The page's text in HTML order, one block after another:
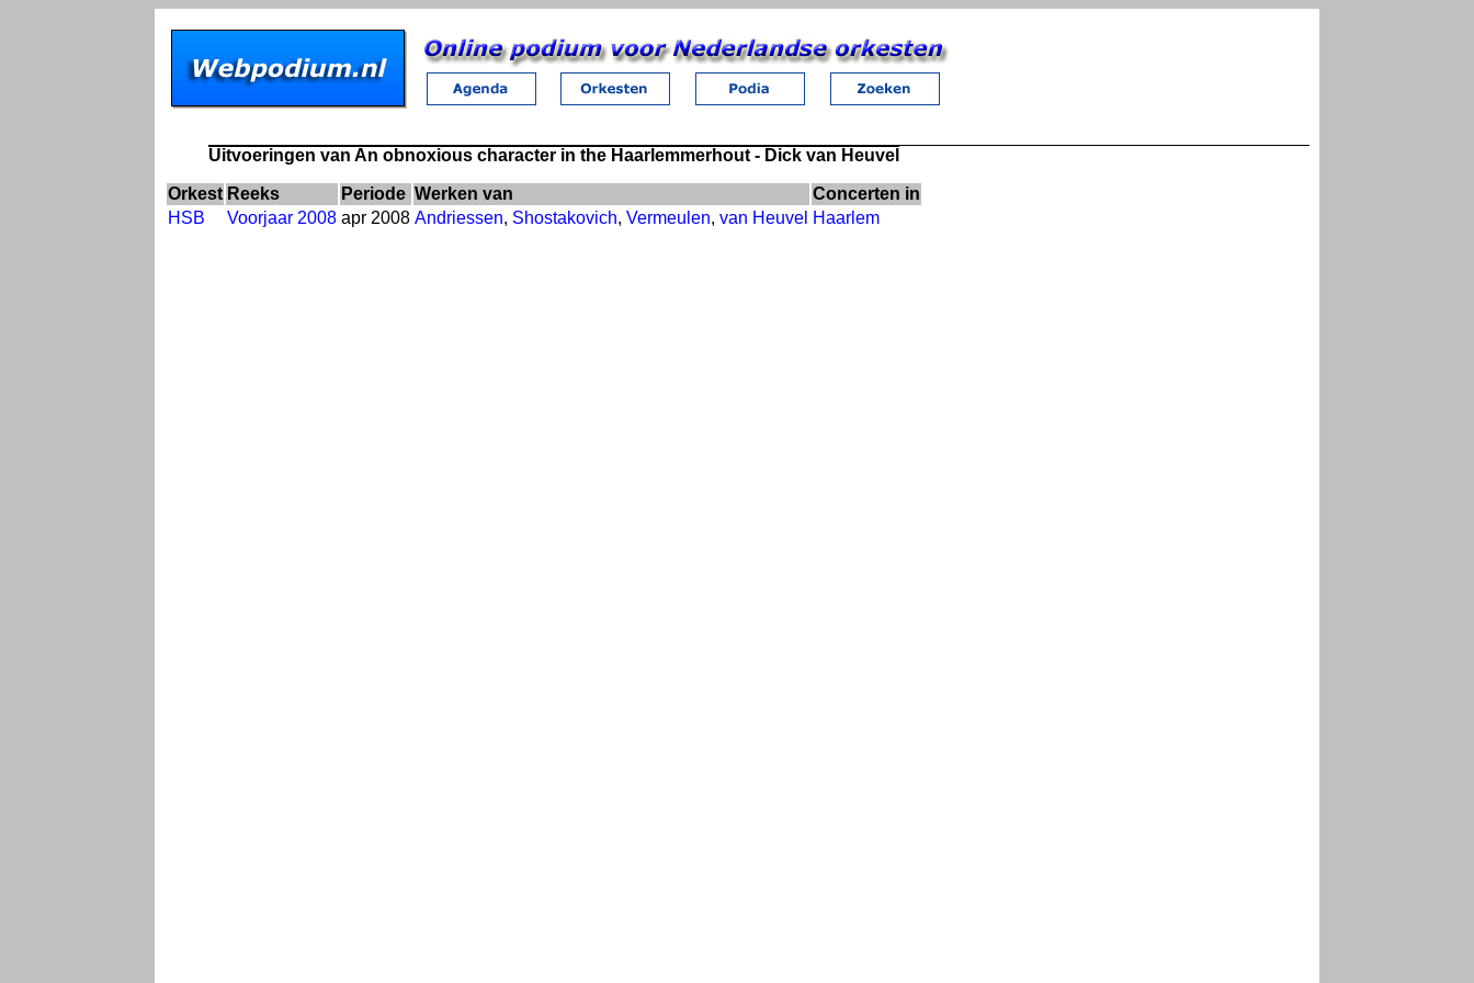
Uitvoeringen van An obnoxious character in the Haarlemmerhout - Dick van Heuvel
Orkest Reeks Periode Werken van
Concerten in
HSB
Voorjaar 2008 apr 2008 Andriessen, Shostakovich, Vermeulen, van Heuvel Haarlem